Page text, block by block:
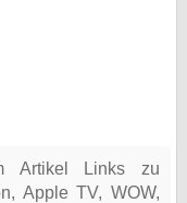
Artikel Links zu
Apple TV, WOW,